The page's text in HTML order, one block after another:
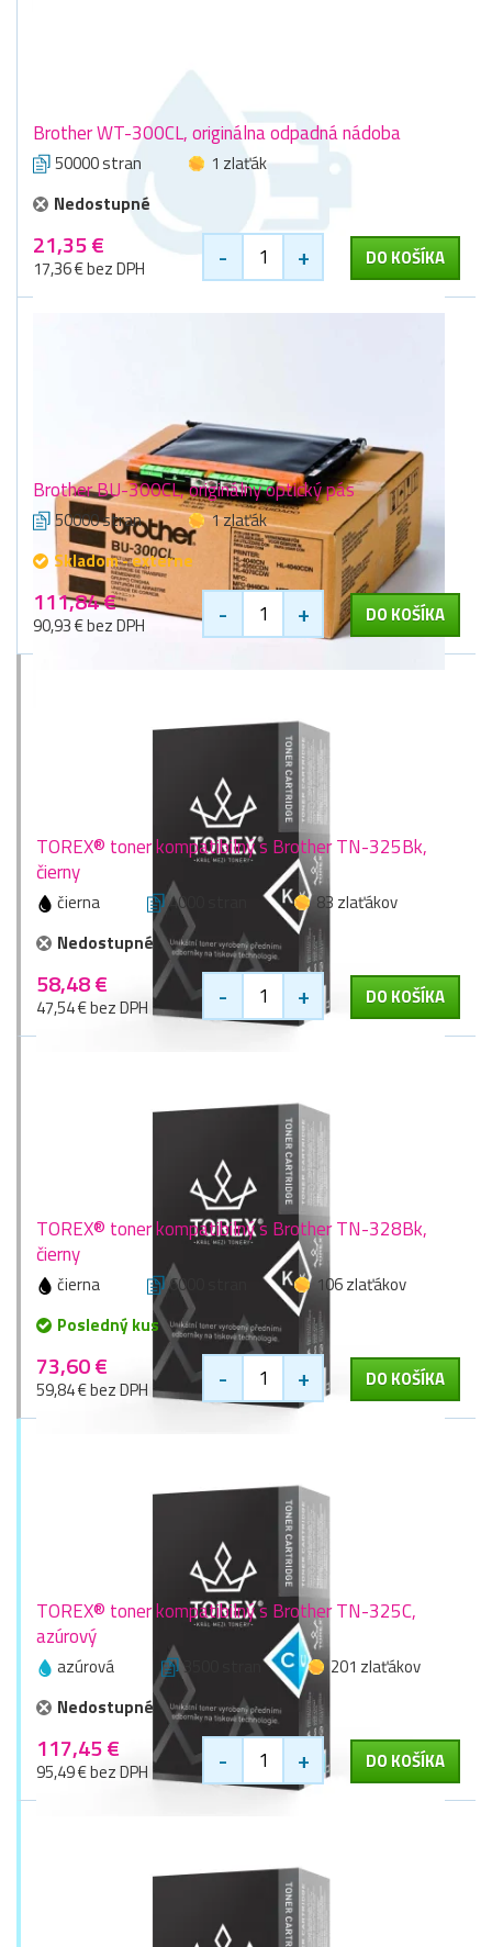
Brother WT-300CL, originálna odpadná nádoba
50000 stran
1 zlaťák
Nedostupné
21,35 €
17,36 € bez DPH - + DO KOŠÍKA
Brother BU-300CL, originálny optický pás
50000 stran
1 zlaťák
Skladom - externe
111,84 €
90,93 € bez DPH - + DO KOŠÍKA
TOREX® toner kompatibilný s Brother TN-325Bk,
čierny
čierna 4000 stran
83 zlaťákov
Nedostupné
58,48 €
47,54 € bez DPH - + DO KOŠÍKA
TOREX® toner kompatibilný s Brother TN-328Bk,
čierny
čierna 6000 stran
106 zlaťákov
Posledný kus
73,60 €
59,84 € bez DPH - + DO KOŠÍKA
TOREX® toner kompatibilný s Brother TN-325C,
azúrový
azúrová 3500 stran
201 zlaťákov
Nedostupné
117,45 €
95,49 € bez DPH - + DO KOŠÍKA